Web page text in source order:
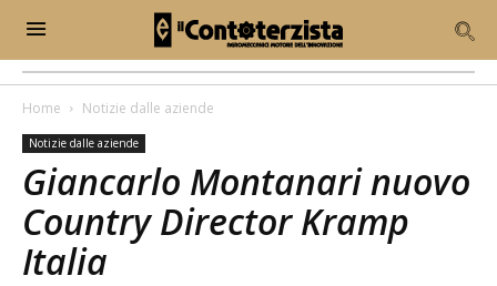
Home Notizie dalle aziende
Notizie dalle aziende
Giancarlo Montanari nuovo
Country Director Kramp
Italia